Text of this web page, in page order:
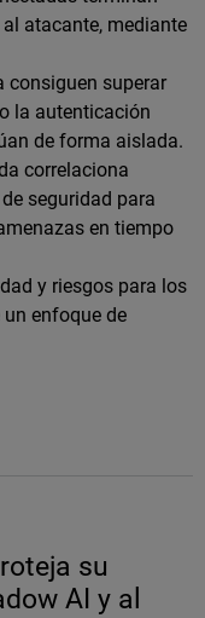
atacante, mediante
consiguen superar
la autenticación
de forma aislada.
correlaciona
seguridad para
en tiempo
y riesgos para los
enfoque de
su
AI y al